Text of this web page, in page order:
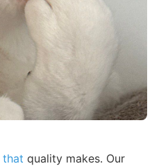
that quality makes. Our